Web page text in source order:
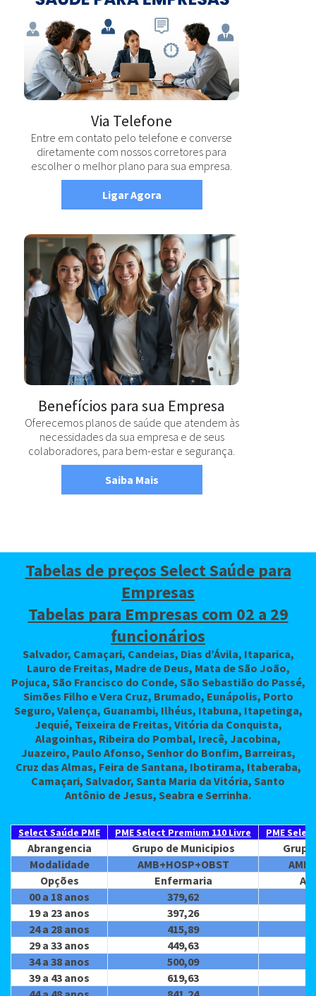
Via Telefone
Entre em contato pelo telefone e converse
diretamente com nossos corretores para
escolher o melhor plano para sua empresa.
Ligar Agora
Benefícios para sua Empresa
Oferecemos planos de saúde que atendem às
necessidades da sua empresa e de seus
colaboradores, para bem-estar e segurança.
Saiba Mais
Tabelas de preços Select Saúde para
Empresas
Tabelas para Empresas com 02 a 29
funcionários
Salvador, Camaçari, Candeias, Dias d’Ávila, Itaparica,
Lauro de Freitas, Madre de Deus, Mata de São João,
Pojuca, São Francisco do Conde, São Sebastião do Passé,
Simões Filho e Vera Cruz, Brumado, Eunápolis, Porto
Seguro, Valença, Guanambi, Ilhéus, Itabuna, Itapetinga,
Jequié, Teixeira de Freitas, Vitória da Conquista,
Alagoinhas, Ribeira do Pombal, Irecê, Jacobina,
Juazeiro, Paulo Afonso, Senhor do Bonfim, Barreiras,
Cruz das Almas, Feira de Santana, Ibotirama, Itaberaba,
Camaçari, Salvador, Santa Maria da Vitória, Santo
Antônio de Jesus, Seabra e Serrinha.
Select Saúde PME PME Select Premium 110 Livre PME
Abrangencia Grupo de Municipios
Modalidade
AMB+HOSP+OBST
Opções
Enfermaria
00 a 18 anos
379,62
19 a 23 anos
397,26
24 a 28 anos
415,89
29 a 33 anos
449,63
34 a 38 anos
500,09
39 a 43 anos
619,63